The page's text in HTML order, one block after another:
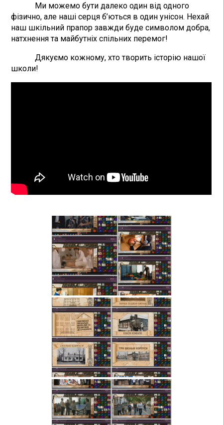
Ми можемо бути далеко один від одного
фізично, але наші серця б’ються в один унісон. Нехай
наш шкільний прапор завжди буде символом добра,
натхнення та майбутніх спільних перемог!
Дякуємо кожному, хто творить історію нашої
школи!